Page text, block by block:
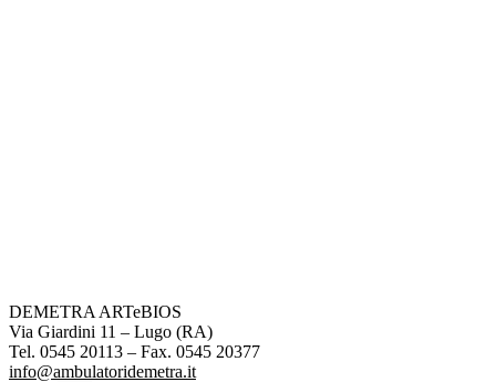
DEMETRA ARTeBIOS
Via Giardini 11 – Lugo (RA)
Tel. 0545 20113 – Fax. 0545 20377
info@ambulatoridemetra.it